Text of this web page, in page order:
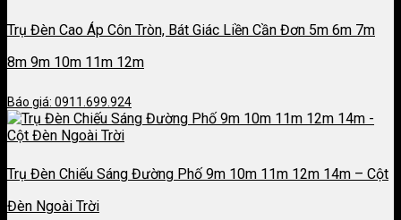
Trụ Đèn Cao Áp Côn Tròn, Bát Giác Liền Cần Đơn 5m 6m 7m
8m 9m 10m 11m 12m
Báo giá: 0911.699.924
Trụ Đèn Chiếu Sáng Đường Phố 9m 10m 11m 12m 14m – Cột
Đèn Ngoài Trời